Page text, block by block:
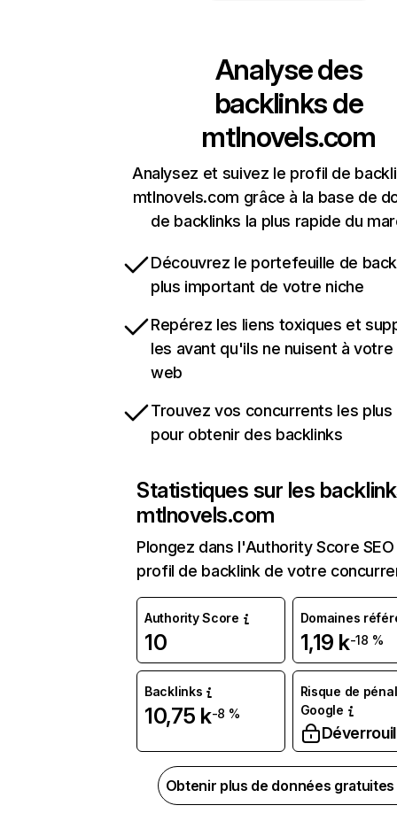
Analyse des
backlinks de
mtlnovels.com
Analysez et suivez le profil de
mtlnovels.com grâce à la base de
de backlinks la plus rapide du
Découvrez le portefeuille de
plus important de votre niche
Repérez les liens toxiques et
les avant qu'ils ne nuisent à
web
Trouvez vos concurrents les
pour obtenir des backlinks
Statistiques sur les
mtlnovels.com
Plongez dans l'Authority Score
profil de backlink de votre
Authority Score
10
Domaines
1,19 k-18 %
Backlinks
10,75 k-8 %
Risque de
Google
Obtenir plus de données